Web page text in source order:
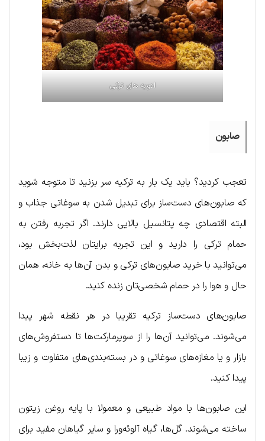
ادویه های ترکی
صابون
تعجب کردید؟ باید یک بار به ترکیه سر بزنید تا متوجه شوید
که صابون‌های دست‌ساز برای تبدیل شدن به سوغاتی جذاب و
البته اقتصادی چه پتانسیل بالایی دارند. اگر تجربه رفتن به
حمام ترکی را دارید و این تجربه برایتان لذت‌بخش بود،
می‌توانید با خرید صابون‌های ترکی و بدن آن‌ها به خانه، همان
حال و هوا را در حمام شخصی‌تان زنده کنید.
صابون‌های دست‌ساز ترکیه تقریبا در هر نقطه شهر پیدا
می‌شوند. می‌توانید آن‌ها را از سوپرمارکت‌ها تا دستفروش‌های
بازار و یا مغازه‌های سوغاتی و در بسته‌بندی‌های متفاوت و زیبا
پیدا کنید.
این صابون‌ها با مواد طبیعی و معمولا با پایه روغن زیتون
ساخته می‌شوند. گل‌ها، گیاه آلوئه‌ورا و سایر گیاهان مفید برای